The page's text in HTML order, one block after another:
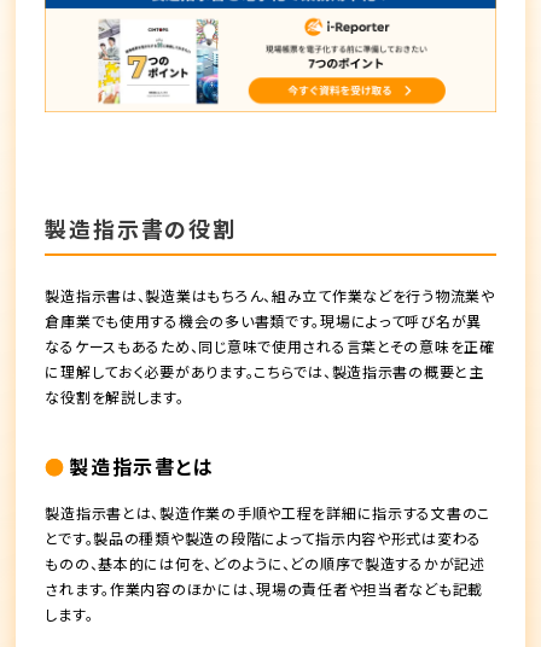
製造指示書の役割
製造指示書は、製造業はもちろん、組み立て作業などを行う物流業や
倉庫業でも使用する機会の多い書類です。現場によって呼び名が異
なるケースもあるため、同じ意味で使用される言葉とその意味を正確
に理解しておく必要があります。こちらでは、製造指示書の概要と主
な役割を解説します。
製造指示書とは
製造指示書とは、製造作業の手順や工程を詳細に指示する文書のこ
とです。製品の種類や製造の段階によって指示内容や形式は変わる
ものの、基本的には何を、どのように、どの順序で製造するかが記述
されます。作業内容のほかには、現場の責任者や担当者なども記載
します。